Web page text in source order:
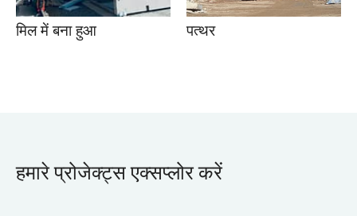
मिल में बना हुआ पत्थर
हमारे प्रोजेक्ट्स एक्सप्लोर करें